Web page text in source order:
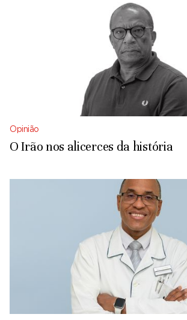
Opinião
O Irão nos alicerces da história